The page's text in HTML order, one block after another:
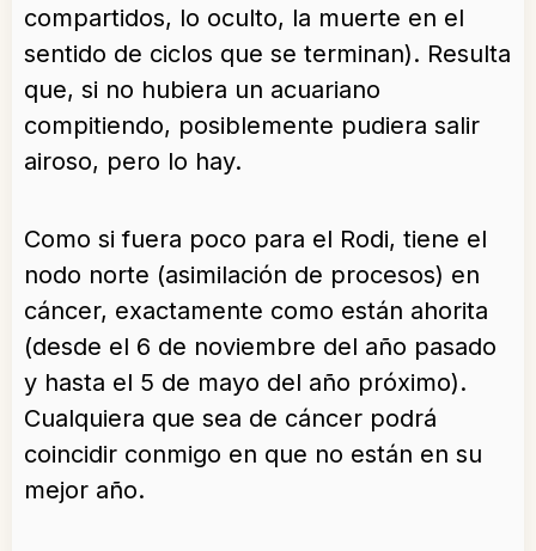
compartidos, lo oculto, la muerte en el
sentido de ciclos que se terminan). Resulta
que, si no hubiera un acuariano
compitiendo, posiblemente pudiera salir
airoso, pero lo hay.
Como si fuera poco para el Rodi, tiene el
nodo norte (asimilación de procesos) en
cáncer, exactamente como están ahorita
(desde el 6 de noviembre del año pasado
y hasta el 5 de mayo del año próximo).
Cualquiera que sea de cáncer podrá
coincidir conmigo en que no están en su
mejor año.